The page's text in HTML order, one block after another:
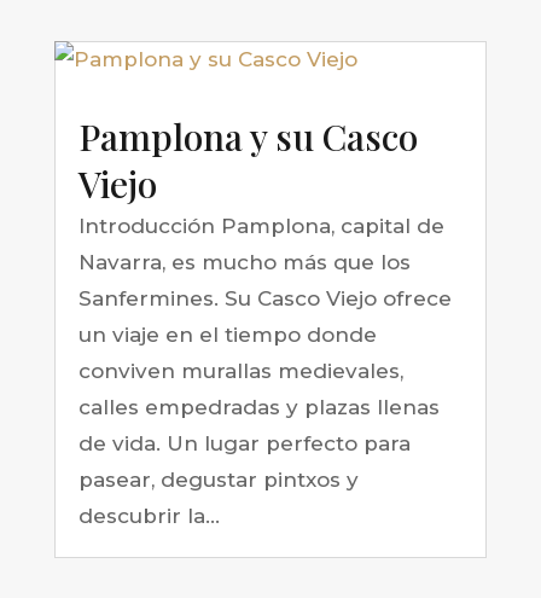
Pamplona y su Casco
Viejo
Introducción Pamplona, capital de
Navarra, es mucho más que los
Sanfermines. Su Casco Viejo ofrece
un viaje en el tiempo donde
conviven murallas medievales,
calles empedradas y plazas llenas
de vida. Un lugar perfecto para
pasear, degustar pintxos y
descubrir la...